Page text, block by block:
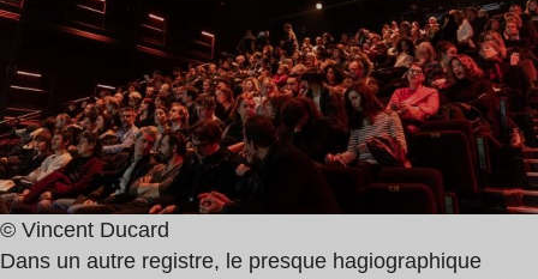
© Vincent Ducard
Dans un autre registre, le presque hagiographique